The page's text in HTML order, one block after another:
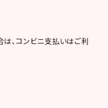
、コンビニ支払いはご利